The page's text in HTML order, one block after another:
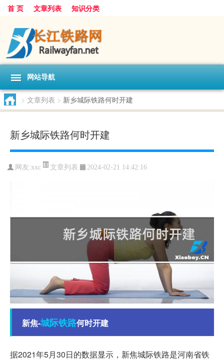
首 页 文章列表 知识分类
网站导航
> 文章列表 > 新乡城际铁路何时开建
新乡城际铁路何时开建
网友:xxc 文章列表 2024-02-21 14:42:16
新焦-城际铁路何时开建
据2021年5月30日的数据显示，新焦城际铁路是河南省铁